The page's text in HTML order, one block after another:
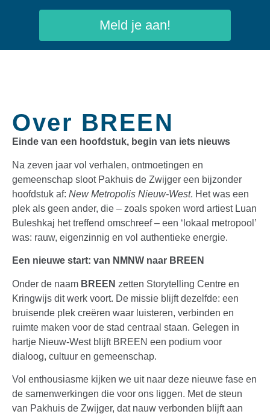
Meld je aan!
Over BREEN
Einde van een hoofdstuk, begin van iets nieuws
Na zeven jaar vol verhalen, ontmoetingen en
gemeenschap sloot Pakhuis de Zwijger een bijzonder
hoofdstuk af: New Metropolis Nieuw-West. Het was een
plek als geen ander, die – zoals spoken word artiest Luan
Buleshkaj het treffend omschreef – een ‘lokaal metropool’
was: rauw, eigenzinnig en vol authentieke energie.
Een nieuwe start: van NMNW naar BREEN
Onder de naam BREEN zetten Storytelling Centre en
Kringwijs dit werk voort. De missie blijft dezelfde: een
bruisende plek creëren waar luisteren, verbinden en
ruimte maken voor de stad centraal staan. Gelegen in
hartje Nieuw-West blijft BREEN een podium voor
dialoog, cultuur en gemeenschap.
Vol enthousiasme kijken we uit naar deze nieuwe fase en
de samenwerkingen die voor ons liggen. Met de steun
van Pakhuis de Zwijger, dat nauw verbonden blijft aan